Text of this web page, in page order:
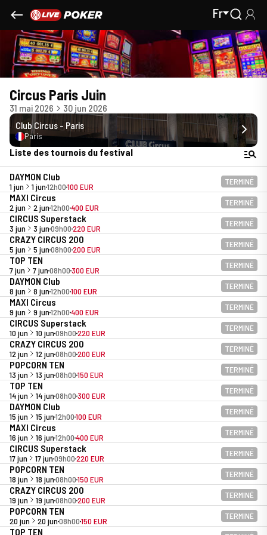
Fr
Circus Paris Juin
31 mai 2026
30 jun 2026
Club Circus - Paris
Paris
Liste des tournois du festival
DAYMON Club
1 jun 1 jun12h00100 EUR
TERMINÉ
MAXI Circus
2 jun 2 jun12h00400 EUR
TERMINÉ
CIRCUS Superstack
3 jun 3 jun09h00220 EUR
TERMINÉ
CRAZY CIRCUS 200
5 jun 5 jun08h00200 EUR
TERMINÉ
TOP TEN
7 jun 7 jun08h00300 EUR
TERMINÉ
DAYMON Club
8 jun 8 jun12h00100 EUR
TERMINÉ
MAXI Circus
9 jun 9 jun12h00400 EUR
TERMINÉ
CIRCUS Superstack
10 jun 10 jun09h00220 EUR
TERMINÉ
CRAZY CIRCUS 200
12 jun 12 jun08h00200 EUR
TERMINÉ
POPCORN TEN
13 jun 13 jun08h00150 EUR
TERMINÉ
TOP TEN
14 jun 14 jun08h00300 EUR
TERMINÉ
DAYMON Club
15 jun 15 jun12h00100 EUR
TERMINÉ
MAXI Circus
16 jun 16 jun12h00400 EUR
TERMINÉ
CIRCUS Superstack
17 jun 17 jun09h00220 EUR
TERMINÉ
POPCORN TEN
18 jun 18 jun08h00150 EUR
TERMINÉ
CRAZY CIRCUS 200
19 jun 19 jun08h00200 EUR
TERMINÉ
POPCORN TEN
20 jun 20 jun08h00150 EUR
TERMINÉ
TOP TEN